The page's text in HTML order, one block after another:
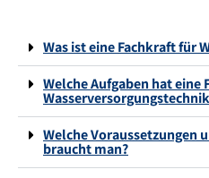
Was ist eine Fachkraft für
Welche Aufgaben hat eine
Welche Voraussetzungen
braucht man?